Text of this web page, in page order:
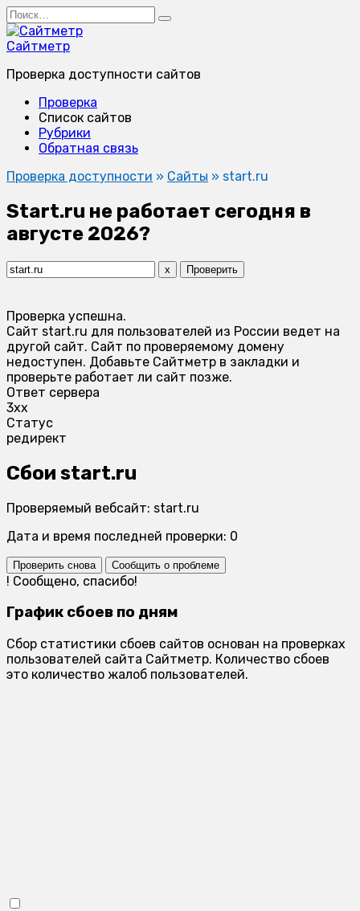
Перейти
к
содержанию
Search
for:
Сайтметр
Проверка доступности сайтов
Проверка
Список сайтов
Рубрики
Обратная связь
Проверка доступности » Сайты » start.ru
Start.ru не работает сегодня в
августе 2026?
x Проверить
Проверка успешна.
Сайт start.ru для пользователей из России ведет на
другой сайт. Сайт по проверяемому домену
недоступен. Добавьте Сайтметр в закладки и
проверьте работает ли сайт позже.
Ответ сервера
3xx
Статус
редирект
Сбои start.ru
Проверяемый вебсайт: start.ru
Дата и время последней проверки: 0
Проверить снова Сообщить о проблеме
! Сообщено, спасибо!
График сбоев по дням
Сбор статистики сбоев сайтов основан на проверках
пользователей сайта Сайтметр. Количество сбоев
это количество жалоб пользователей.